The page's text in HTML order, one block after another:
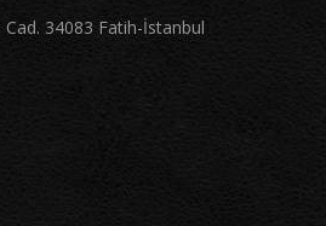
34083 Fatih-İstanbul